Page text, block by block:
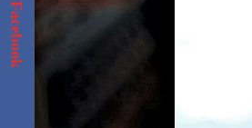
Facebook